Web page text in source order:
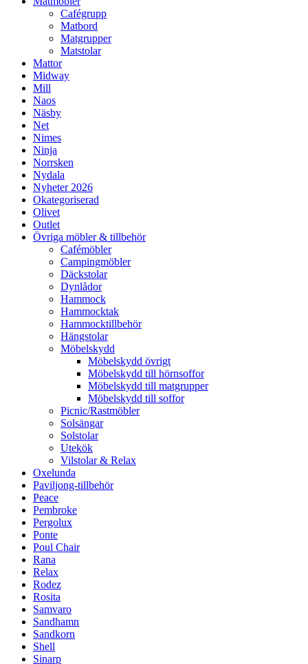
Cafégrupp
Matbord
Matgrupper
Matstolar
Mattor
Midway
Mill
Naos
Näsby
Net
Nimes
Ninja
Norrsken
Nydala
Nyheter 2026
Okategoriserad
Olivet
Outlet
Övriga möbler & tillbehör
Cafémöbler
Campingmöbler
Däckstolar
Dynlådor
Hammock
Hammocktak
Hammocktillbehör
Hängstolar
Möbelskydd
Möbelskydd övrigt
Möbelskydd till hörnsoffor
Möbelskydd till matgrupper
Möbelskydd till soffor
Picnic/Rastmöbler
Solsängar
Solstolar
Utekök
Vilstolar & Relax
Oxelunda
Paviljong-tillbehör
Peace
Pembroke
Pergolux
Ponte
Poul Chair
Rana
Relax
Rodez
Rosita
Samvaro
Sandhamn
Sandkorn
Shell
Sinarp